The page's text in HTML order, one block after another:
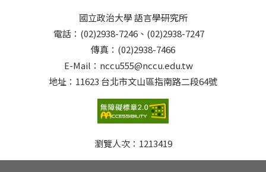
國立政治大學 語言學研究所
電話：(02)2938-7246、(02)2938-7247
傳真：(02)2938-7466
E-Mail：nccu555@nccu.edu.tw
地址：11623 台北市文山區指南路二段64號
瀏覽人次： 1213419